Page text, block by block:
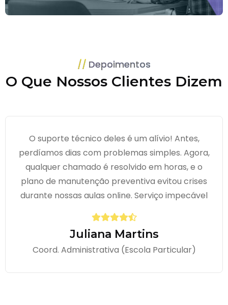
Depoimentos
O Que Nossos Clientes Dizem
O suporte técnico deles é um alívio! Antes,
perdíamos dias com problemas simples. Agora,
qualquer chamado é resolvido em horas, e o
plano de manutenção preventiva evitou crises
durante nossas aulas online. Serviço impecável
Juliana Martins
Coord. Administrativa (Escola Particular)